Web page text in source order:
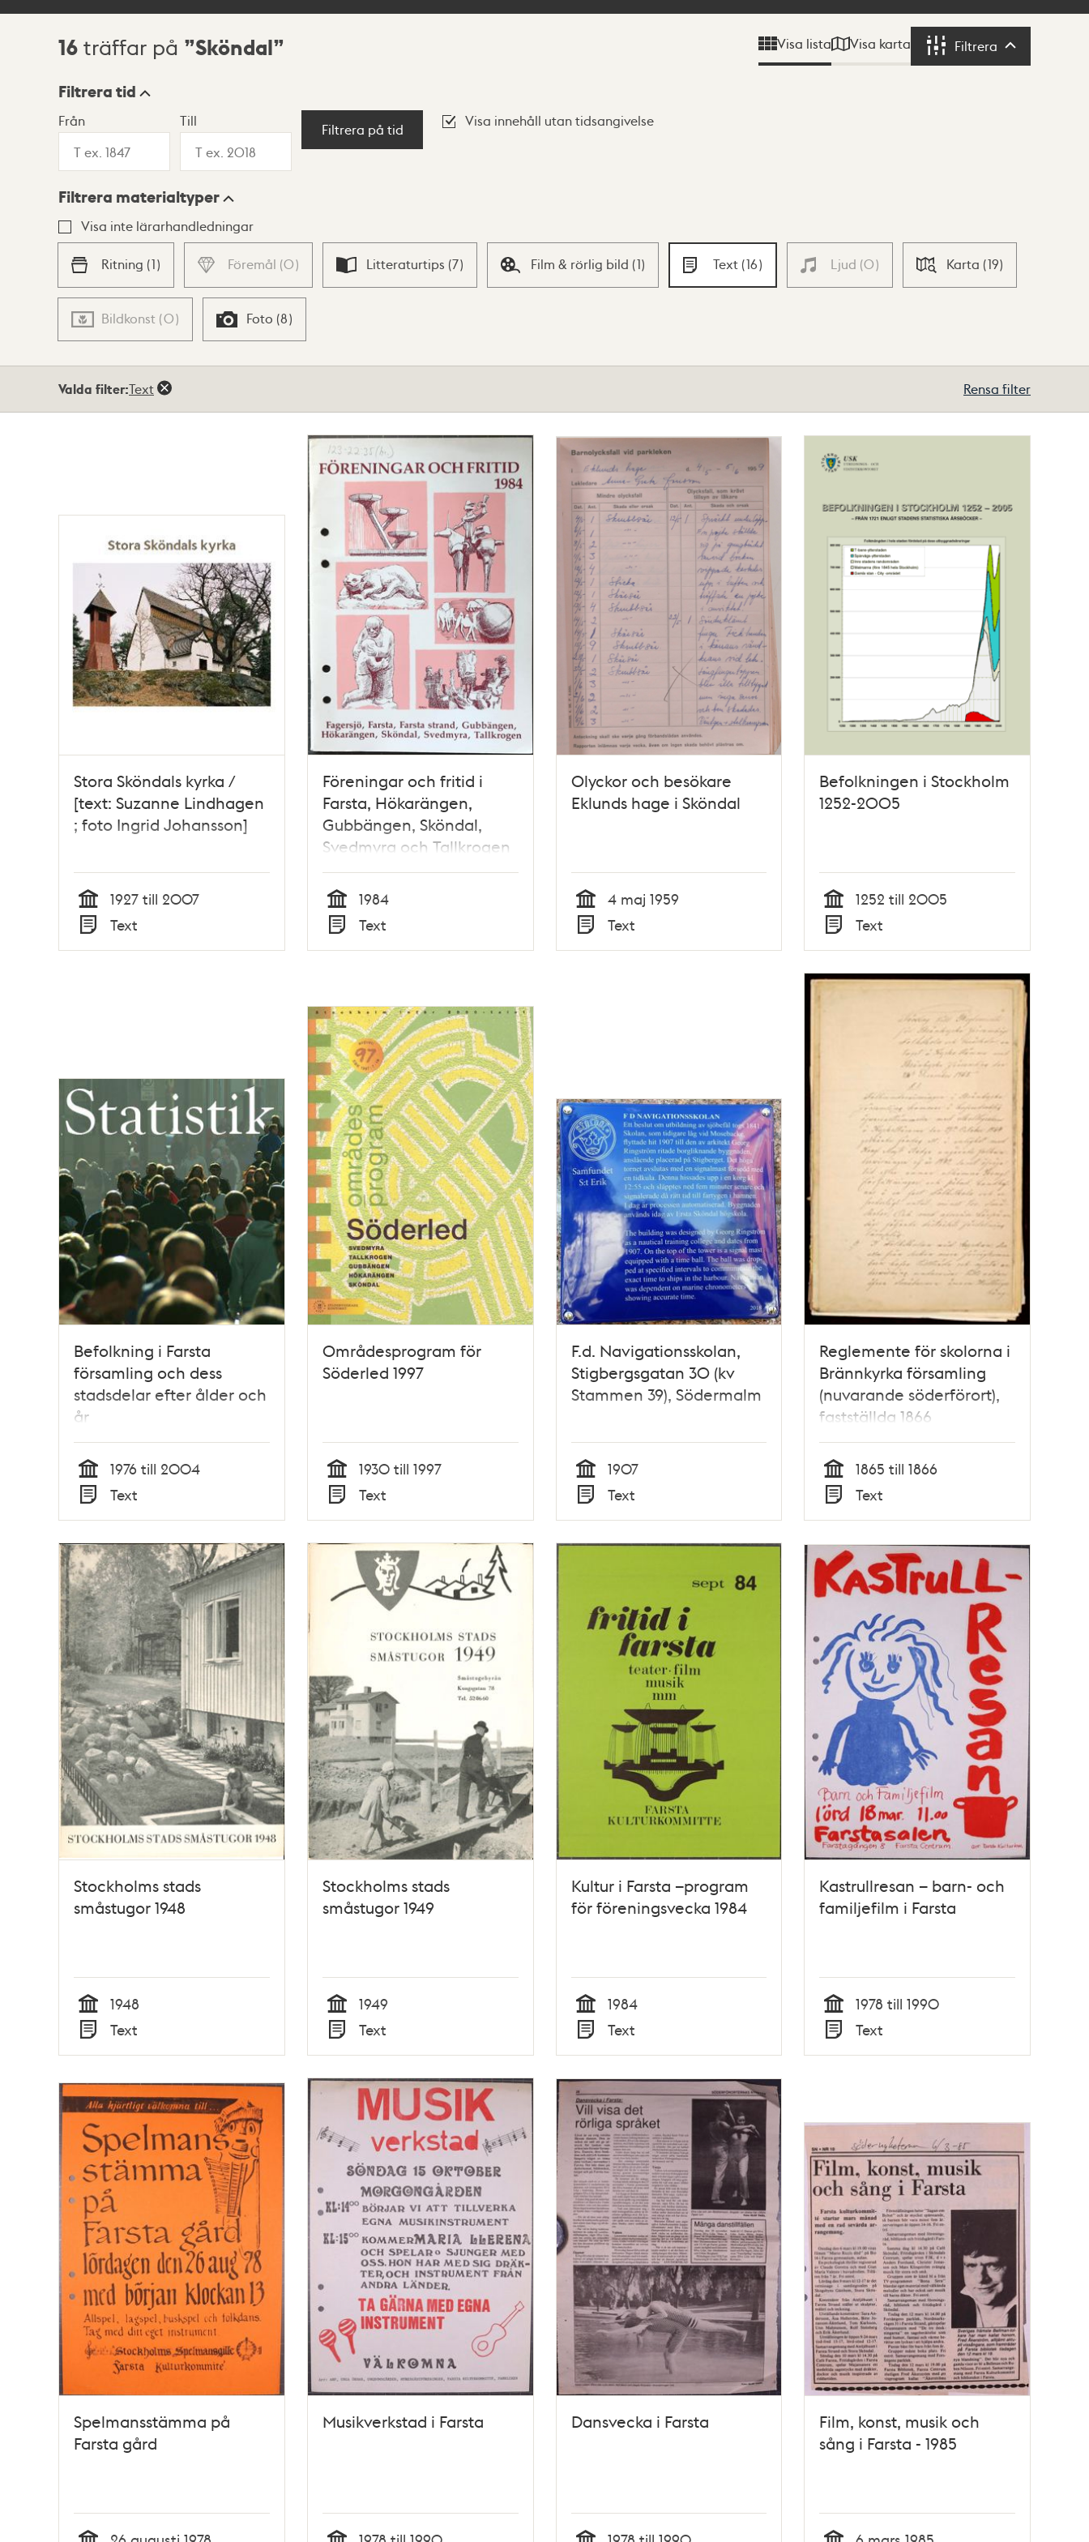
Sökresultat
16 träffar på Sköndal Visa lista Visa karta Filtrera Filtrera
Visningsläge
Lista Karta
Filtrera tid
Från Till
Filtrera på tid
Visa innehåll utan tidsangivelse
Filtrera materialtyper
Visa inte lärarhandledningar
Ritning (1) Föremål (0) Litteraturtips (7) Film & rörlig bild (1) Text (16) Ljud (0) Karta (19)
Bildkonst (0) Foto (8)
Valda filter:Text Rensa filter
Stora Sköndals kyrka /
[text: Suzanne Lindhagen
; foto Ingrid Johansson]
Tid
1927 till 2007
Typ
Text
Föreningar och fritid i
Farsta, Hökarängen,
Gubbängen, Sköndal,
Svedmyra och Tallkrogen
Tid
1984
Typ
Text
Olyckor och besökare
Eklunds hage i Sköndal
Tid
4 maj 1959
Typ
Text
Befolkningen i Stockholm
1252-2005
Tid
1252 till 2005
Typ
Text
Befolkning i Farsta
församling och dess
stadsdelar efter ålder och
år
Tid
1976 till 2004
Typ
Text
Områdesprogram för
Söderled 1997
Tid
1930 till 1997
Typ
Text
F.d. Navigationsskolan,
Stigbergsgatan 30 (kv
Stammen 39), Södermalm
Tid
1907
Typ
Text
Reglemente för skolorna i
Brännkyrka församling
(nuvarande söderförort),
fastställda 1866
Tid
1865 till 1866
Typ
Text
Stockholms stads
småstugor 1948
Tid
1948
Typ
Text
Stockholms stads
småstugor 1949
Tid
1949
Typ
Text
Kultur i Farsta –program
för föreningsvecka 1984
Tid
1984
Typ
Text
Kastrullresan – barn- och
familjefilm i Farsta
Tid
1978 till 1990
Typ
Text
Spelmansstämma på
Farsta gård
Musikverkstad i Farsta Dansvecka i Farsta
Film, konst, musik och
sång i Farsta - 1985